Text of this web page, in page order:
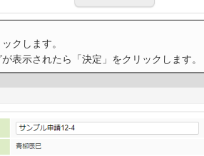
クします。
表示されたら「決定」をクリックします。